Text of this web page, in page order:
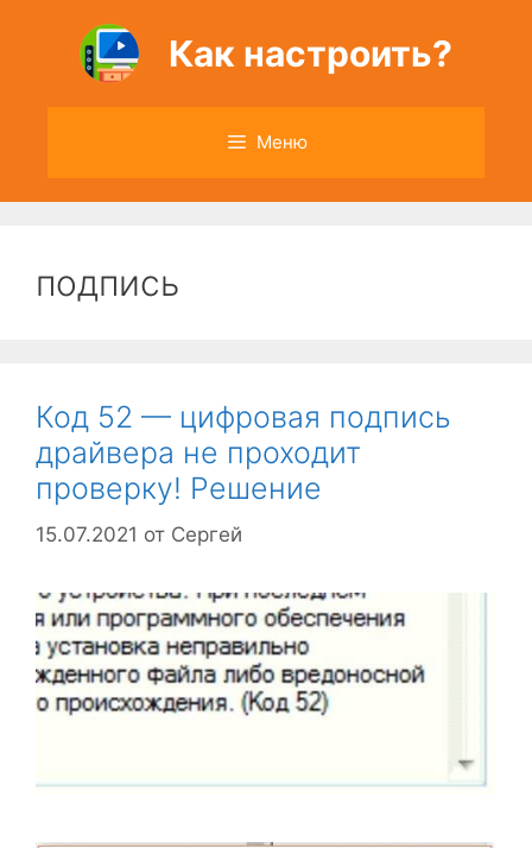
содержимому
Как настроить?
Меню
подпись
Код 52 — цифровая подпись
драйвера не проходит
проверку! Решение
15.07.2021 от Сергей